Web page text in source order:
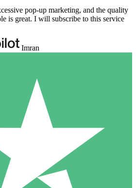
pop-up marketing, and the quality
is great. I will subscribe to this service
Imran